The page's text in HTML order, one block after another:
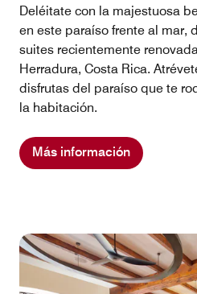
Deléitate con la majestuosa
en este paraíso frente al mar,
suites recientemente
Herradura, Costa Rica.
disfrutas del paraíso que te
la habitación.
Más información